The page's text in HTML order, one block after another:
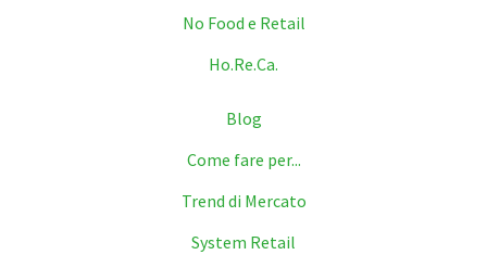
No Food e Retail
Ho.Re.Ca.
Blog
Come fare per...
Trend di Mercato
System Retail